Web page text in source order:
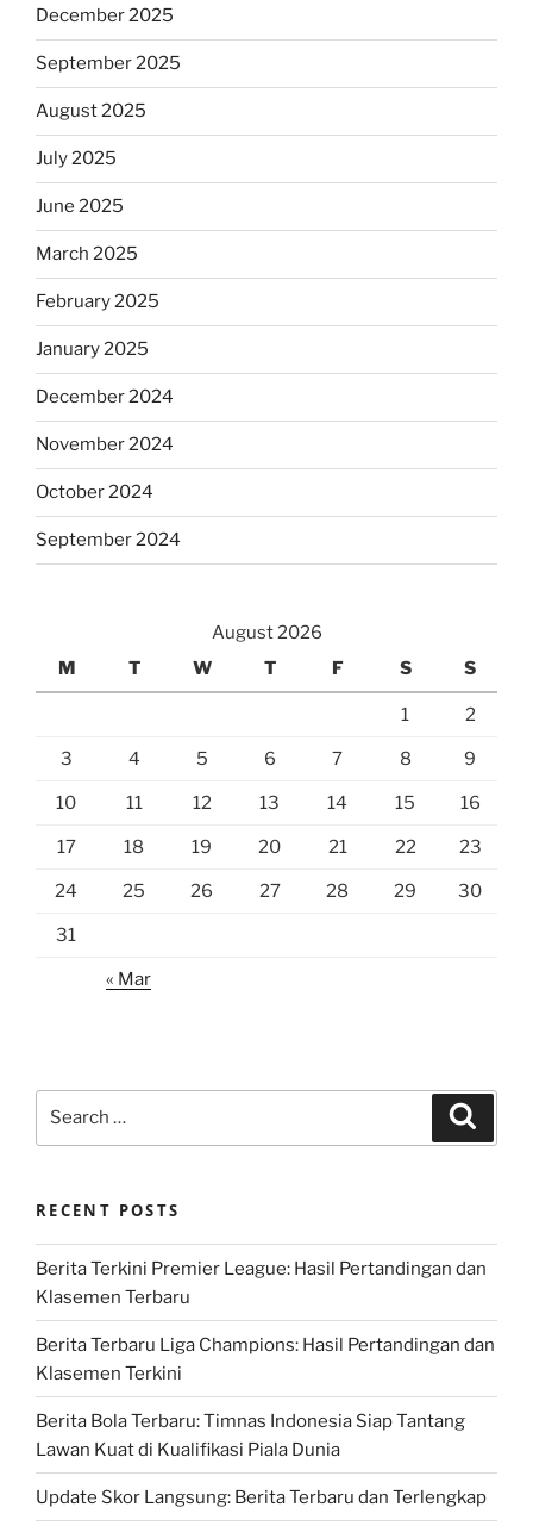
December 2025
September 2025
August 2025
July 2025
June 2025
March 2025
February 2025
January 2025
December 2024
November 2024
October 2024
September 2024
August 2026
M
T W T F S S
1 2
3 4 5 6 7 8 9
10 11 12 13 14 15 16
17 18 19 20 21 22 23
24 25 26 27 28 29 30
31
« Mar
RECENT POSTS
Berita Terkini Premier League: Hasil Pertandingan dan
Klasemen Terbaru
Berita Terbaru Liga Champions: Hasil Pertandingan dan
Klasemen Terkini
Berita Bola Terbaru: Timnas Indonesia Siap Tantang
Lawan Kuat di Kualifikasi Piala Dunia
Update Skor Langsung: Berita Terbaru dan Terlengkap